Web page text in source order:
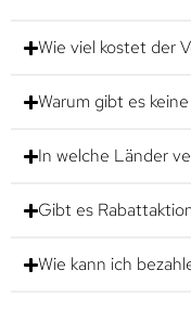
Wie viel kostet der
Warum gibt es
In welche Länder
Gibt es
Wie kann ich